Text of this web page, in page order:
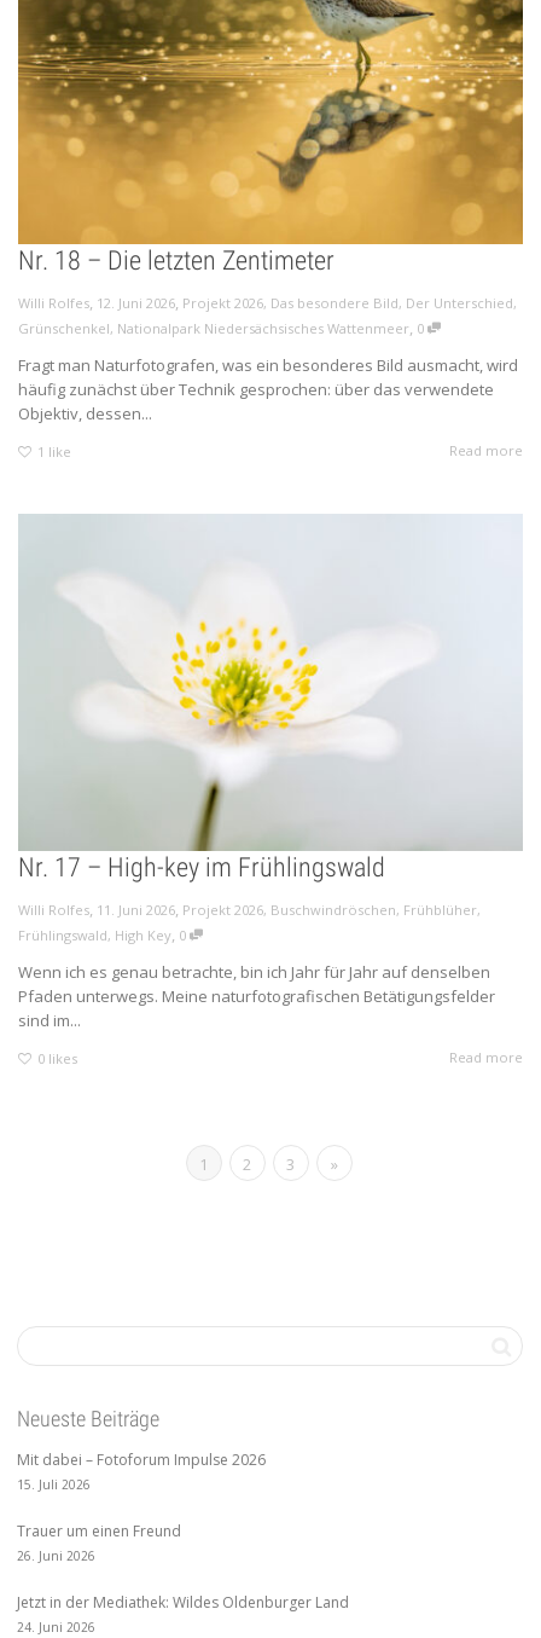
Nr. 18 – Die letzten Zentimeter
Willi Rolfes, 12. Juni 2026, Projekt 2026, Das besondere Bild, Der Unterschied,
Grünschenkel, Nationalpark Niedersächsisches Wattenmeer, 0
Fragt man Naturfotografen, was ein besonderes Bild ausmacht, wird
häufig zunächst über Technik gesprochen: über das verwendete
Objektiv, dessen...
1 like Read more
Nr. 17 – High-key im Frühlingswald
Willi Rolfes, 11. Juni 2026, Projekt 2026, Buschwindröschen, Frühblüher,
Frühlingswald, High Key, 0
Wenn ich es genau betrachte, bin ich Jahr für Jahr auf denselben
Pfaden unterwegs. Meine naturfotografischen Betätigungsfelder
sind im...
0 likes Read more
1 2 3 »
Neueste Beiträge
Mit dabei – Fotoforum Impulse 2026
15. Juli 2026
Trauer um einen Freund
26. Juni 2026
Jetzt in der Mediathek: Wildes Oldenburger Land
24. Juni 2026